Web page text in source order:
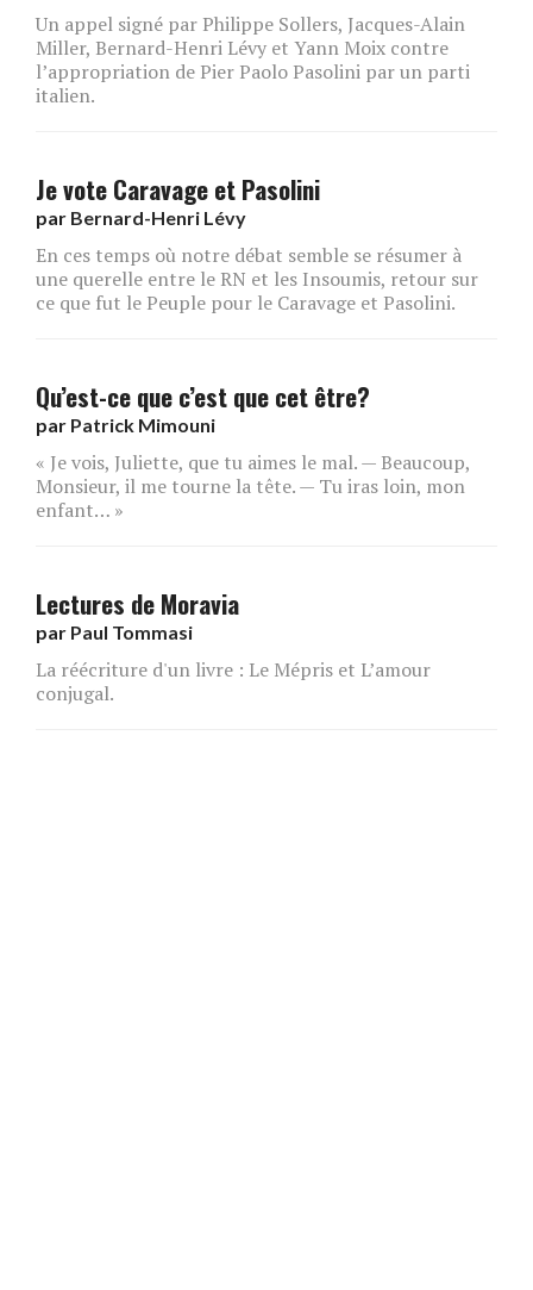
Un appel signé par Philippe Sollers, Jacques-Alain
Miller, Bernard-Henri Lévy et Yann Moix contre
l’appropriation de Pier Paolo Pasolini par un parti
italien.
Je vote Caravage et Pasolini
par Bernard-Henri Lévy
En ces temps où notre débat semble se résumer à
une querelle entre le RN et les Insoumis, retour sur
ce que fut le Peuple pour le Caravage et Pasolini.
Qu’est-ce que c’est que cet être?
par Patrick Mimouni
« Je vois, Juliette, que tu aimes le mal. — Beaucoup,
Monsieur, il me tourne la tête. — Tu iras loin, mon
enfant… »
Lectures de Moravia
par Paul Tommasi
La réécriture d'un livre : Le Mépris et L’amour
conjugal.